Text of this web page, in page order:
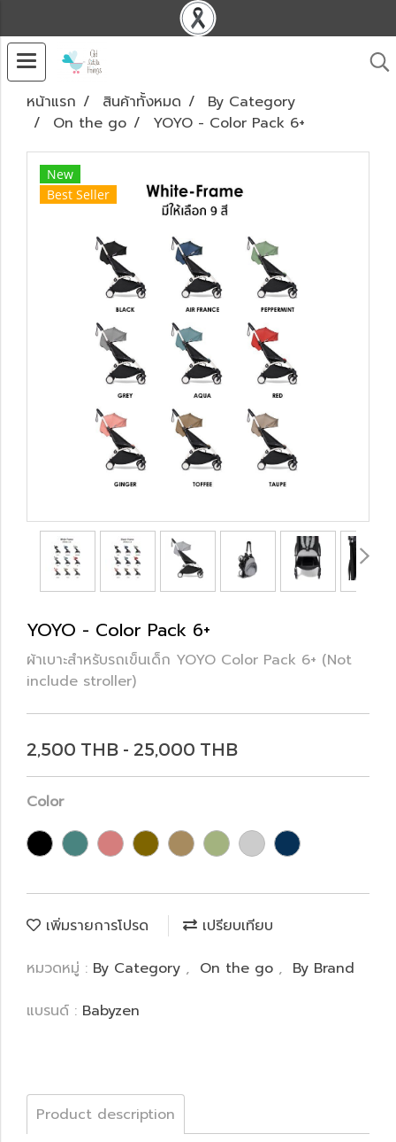
หน้าแรก สินค้าทั้งหมด
By Category
On the go
YOYO - Color Pack 6+
New
Best Seller
YOYO - Color Pack 6+
ผ้าเบาะสำหรับรถเข็นเด็ก YOYO Color Pack 6+ (Not
include stroller)
2,500 THB - 25,000 THB
Color
เพิ่มรายการโปรด
เปรียบเทียบ
หมวดหมู่ : By Category , On the go , By Brand
แบรนด์ : Babyzen
Product description